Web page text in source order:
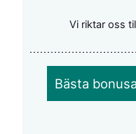
Vi riktar oss
Bästa